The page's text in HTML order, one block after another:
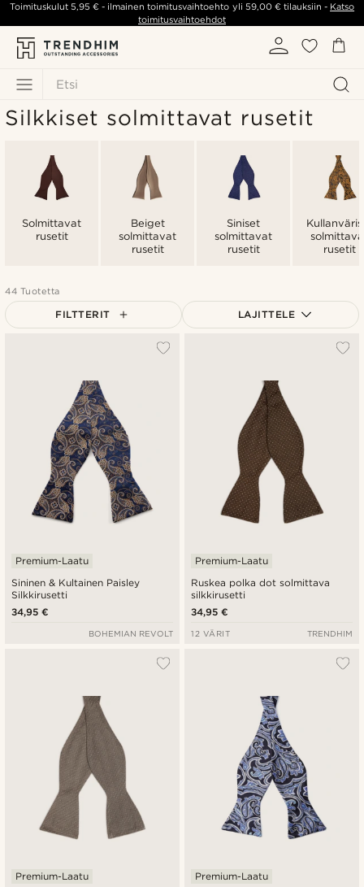
Etsi
Toimituskulut5,95 € - ilmainen toimitusvaihtoehto yli 59,00 €tilauksiin - Katso
toimitusvaihtoehdot
Silkkiset solmittavat rusetit
Solmittavat
rusetit
Beiget
solmittavat
rusetit
Siniset
solmittavat
rusetit
rusetit
44 Tuotetta
FILTTERIT LAJITTELE
Sininen & Kultainen Paisley
Silkkirusetti
Premium-Laatu
34,95 €
BOHEMIAN REVOLT
Ruskea polka dot solmittava
silkkirusetti
Premium-Laatu
34,95 €
12 VÄRIT TRENDHIM
Premium-Laatu Premium-Laatu